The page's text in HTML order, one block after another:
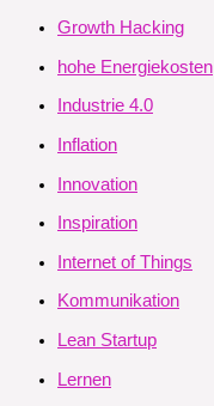
Growth Hacking
hohe Energiekosten
Industrie 4.0
Inflation
Innovation
Inspiration
Internet of Things
Kommunikation
Lean Startup
Lernen